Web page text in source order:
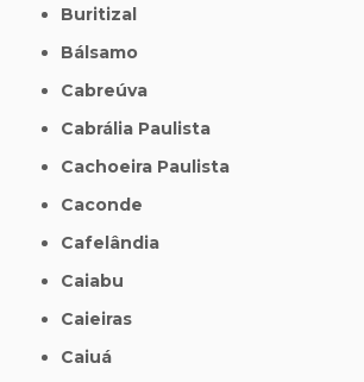
Buritizal
Bálsamo
Cabreúva
Cabrália Paulista
Cachoeira Paulista
Caconde
Cafelândia
Caiabu
Caieiras
Caiuá